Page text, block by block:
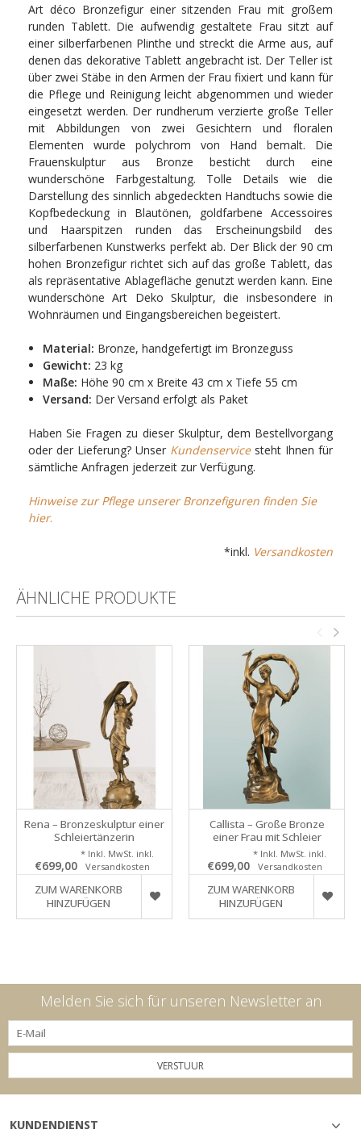
Art déco Bronzefigur einer sitzenden Frau mit großem
runden Tablett. Die aufwendig gestaltete Frau sitzt auf
einer silberfarbenen Plinthe und streckt die Arme aus, auf
denen das dekorative Tablett angebracht ist. Der Teller ist
über zwei Stäbe in den Armen der Frau fixiert und kann für
die Pflege und Reinigung leicht abgenommen und wieder
eingesetzt werden. Der rundherum verzierte große Teller
mit Abbildungen von zwei Gesichtern und floralen
Elementen wurde polychrom von Hand bemalt. Die
Frauenskulptur aus Bronze besticht durch eine
wunderschöne Farbgestaltung. Tolle Details wie die
Darstellung des sinnlich abgedeckten Handtuchs sowie die
Kopfbedeckung in Blautönen, goldfarbene Accessoires
und Haarspitzen runden das Erscheinungsbild des
silberfarbenen Kunstwerks perfekt ab. Der Blick der 90 cm
hohen Bronzefigur richtet sich auf das große Tablett, das
als repräsentative Ablagefläche genutzt werden kann. Eine
wunderschöne Art Deko Skulptur, die insbesondere in
Wohnräumen und Eingangsbereichen begeistert.
Material: Bronze, handgefertigt im Bronzeguss
Gewicht: 23 kg
Maße: Höhe 90 cm x Breite 43 cm x Tiefe 55 cm
Versand: Der Versand erfolgt als Paket
Haben Sie Fragen zu dieser Skulptur, dem Bestellvorgang
oder der Lieferung? Unser Kundenservicesteht Ihnen für
sämtliche Anfragen jederzeit zur Verfügung.
Hinweise zur Pflege unserer Bronzefiguren finden Sie
hier.
*inkl. Versandkosten
ÄHNLICHE PRODUKTE
Rena – Bronzeskulptur einer
Schleiertänzerin
€699,00
* Inkl. MwSt. inkl.
Versandkosten
ZUM WARENKORB
HINZUFÜGEN
Callista – Große Bronze
einer Frau mit Schleier
€699,00
* Inkl. MwSt. inkl.
Versandkosten
ZUM WARENKORB
HINZUFÜGEN
Melden Sie sich für unseren Newsletter an
VERSTUUR
KUNDENDIENST